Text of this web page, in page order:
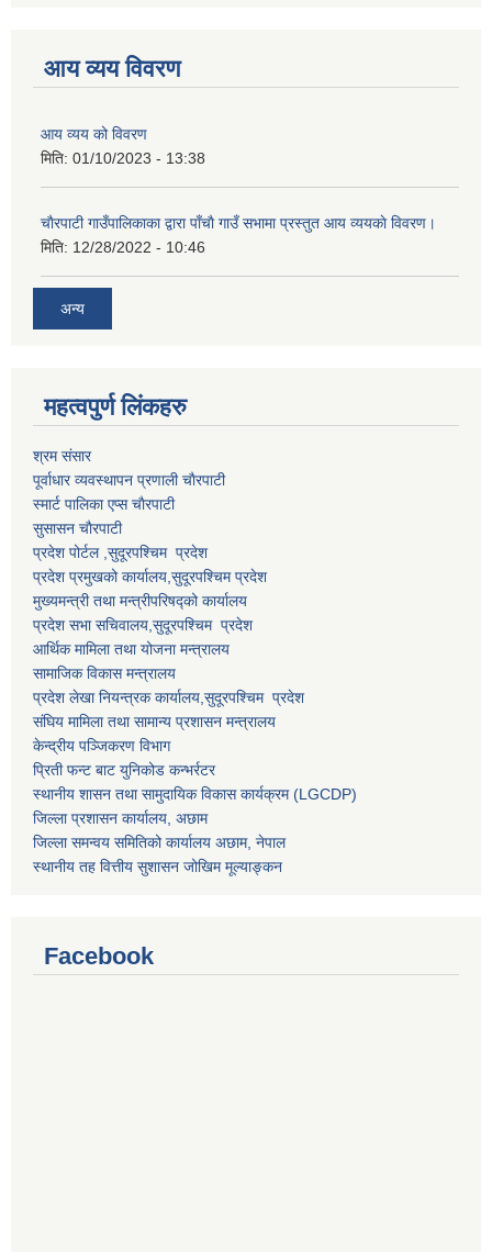
आय व्यय विवरण
आय व्यय को विवरण
मिति: 01/10/2023 - 13:38
चाैरपाटी गाउँपालिकाका द्वारा पाँचाै गाउँ सभामा प्रस्तुत आय व्ययकाे विवरण।
मिति: 12/28/2022 - 10:46
अन्य
महत्वपुर्ण लि‌ंकहरु
श्रम संसार
पूर्वाधार व्यवस्थापन प्रणाली चाैरपाटी
स्मार्ट पालिका एप्स चाैरपाटी
सुसासन चाैरपाटी
प्रदेश पोर्टल ,सुदूरपश्चिम प्रदेश
प्रदेश प्रमुखको कार्यालय,सुदूरपश्चिमप्रदेश
मुख्यमन्त्री तथा मन्त्रीपरिषद्को कार्यालय
प्रदेश सभा सचिवालय,सुदूरपश्चिम प्रदेश
आर्थिक मामिला तथा योजना मन्त्रालय
सामाजिक विकास मन्त्रालय
प्रदेश लेखा नियन्त्रक कार्यालय,सुदूरपश्चिम प्रदेश
संघिय मामिला तथा सामान्य प्रशासन मन्त्रालय
केन्द्रीय पञ्जिकरण विभाग
प्रिती फन्ट बाट युनिकोड कन्भर्रटर
स्थानीय शासन तथा सामुदायिक विकास कार्यक्रम (LGCDP)
जिल्ला प्रशासन कार्यालय, अछाम
जिल्ला समन्वय समितिको कार्यालय अछाम, नेपाल
स्थानीय तह वित्तीय सुशासन जोखिम मूल्याङ्कन
Facebook